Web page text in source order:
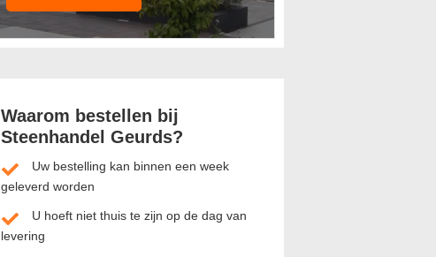
Waarom bestellen bij
Steenhandel Geurds?
Uw bestelling kan binnen een week
geleverd worden
U hoeft niet thuis te zijn op de dag van
levering